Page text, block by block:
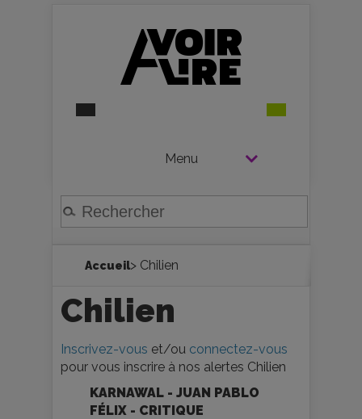
Menu
Accueil> Chilien
Chilien
Inscrivez-vous et/ou connectez-vous
pour vous inscrire à nos alertes Chilien
KARNAWAL - JUAN PABLO
FÉLIX - CRITIQUE